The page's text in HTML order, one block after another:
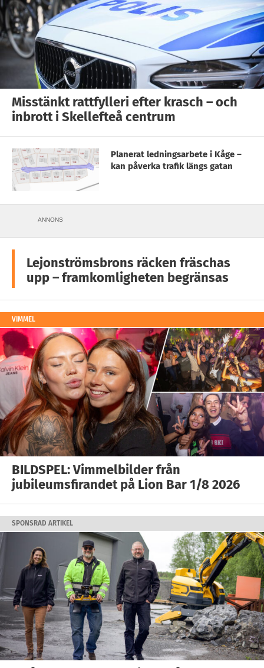
Misstänkt rattfylleri efter krasch – och
inbrott i Skellefteå centrum
Planerat ledningsarbete i Kåge –
kan påverka trafik längs gatan
ANNONS
Lejonströmsbrons räcken fräschas
upp – framkomligheten begränsas
VIMMEL
BILDSPEL: Vimmelbilder från
jubileumsfirandet på Lion Bar 1/8 2026
SPONSRAD ARTIKEL